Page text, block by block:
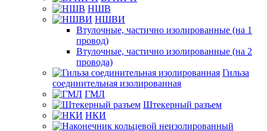
НШВ
НШВИ
Втулочные, частично изолированные (на 1
провод)
Втулочные, частично изолированные (на 2
провода)
Гильза
соединительная изолированная
ГМЛ
Штекерный разъем
НКИ